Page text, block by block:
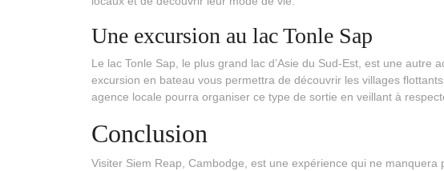
Une excursion au lac Tonle Sap
Le lac Tonle Sap, le plus grand lac d’Asie du Sud-Est, est une autre
excursion en bateau vous permettra de découvrir les villages
agence locale pourra organiser ce type de sortie en veillant à
Conclusion
Visiter Siem Reap, Cambodge, est une expérience qui ne